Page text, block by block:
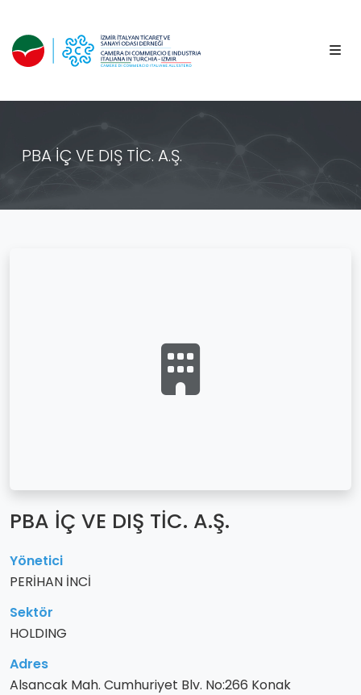
PBA İÇ VE DIŞ TİC. A.Ş.
PBA İÇ VE DIŞ TİC. A.Ş.
Yönetici
PERİHAN İNCİ
Sektör
HOLDING
Adres
Alsancak Mah. Cumhuriyet Blv. No:266 Konak